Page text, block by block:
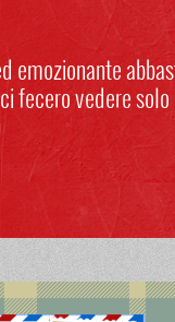
emozionante
fecero vedere